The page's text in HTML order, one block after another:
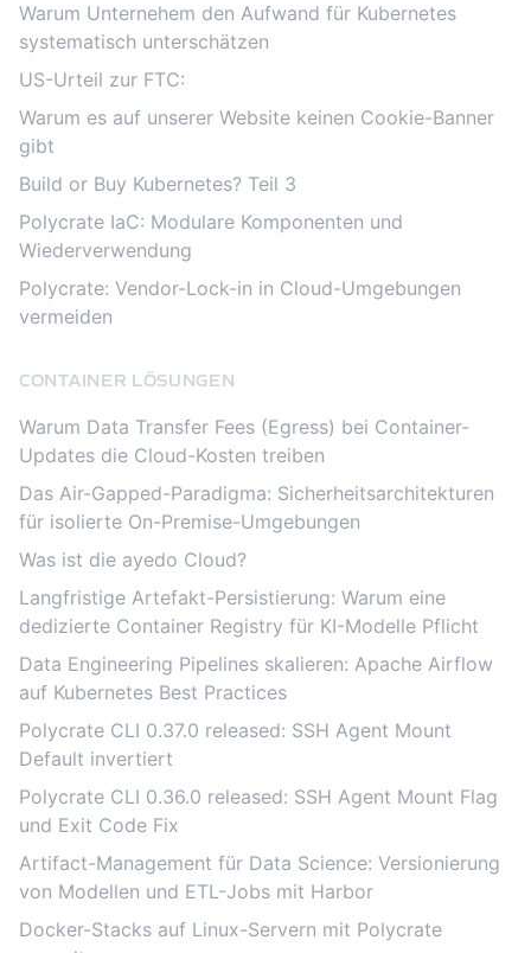
Warum Unternehem den Aufwand für Kubernetes
systematisch unterschätzen
US-Urteil zur FTC:
Warum es auf unserer Website keinen Cookie-Banner
gibt
Build or Buy Kubernetes? Teil 3
Polycrate IaC: Modulare Komponenten und
Wiederverwendung
Polycrate: Vendor-Lock-in in Cloud-Umgebungen
vermeiden
CONTAINER LÖSUNGEN
Warum Data Transfer Fees (Egress) bei Container-
Updates die Cloud-Kosten treiben
Das Air-Gapped-Paradigma: Sicherheitsarchitekturen
für isolierte On-Premise-Umgebungen
Was ist die ayedo Cloud?
Langfristige Artefakt-Persistierung: Warum eine
dedizierte Container Registry für KI-Modelle Pflicht
Data Engineering Pipelines skalieren: Apache Airflow
auf Kubernetes Best Practices
Polycrate CLI 0.37.0 released: SSH Agent Mount
Default invertiert
Polycrate CLI 0.36.0 released: SSH Agent Mount Flag
und Exit Code Fix
Artifact-Management für Data Science: Versionierung
von Modellen und ETL-Jobs mit Harbor
Docker-Stacks auf Linux-Servern mit Polycrate